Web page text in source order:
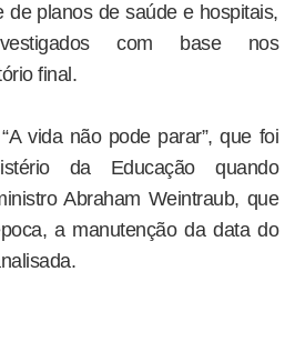
de planos de saúde e hospitais,
com base nos
final.
vida não pode parar”, que foi
da Educação quando
Abraham Weintraub, que
a manutenção da data do